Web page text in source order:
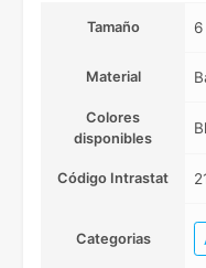
Tamaño
Material
Colores
disponibles
Código Intrastat
Categorias